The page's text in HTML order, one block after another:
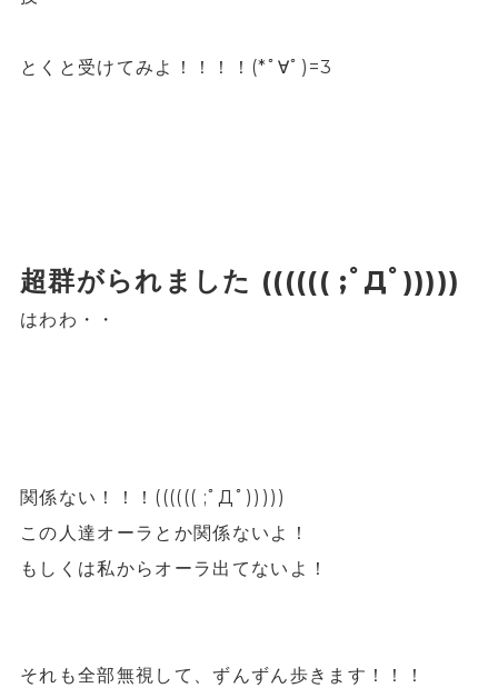
とくと受けてみよ！！！！(*ﾟ∀ﾟ)=3
超群がられました (((((( ;ﾟДﾟ)))))
はわわ・・
関係ない！！！(((((( ;ﾟДﾟ)))))
この人達オーラとか関係ないよ！
もしくは私からオーラ出てないよ！
それも全部無視して、ずんずん歩きます！！！